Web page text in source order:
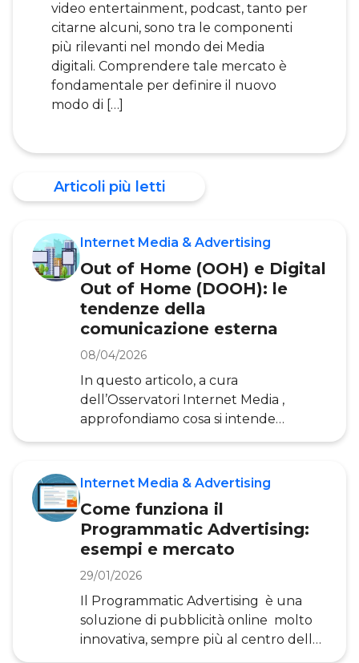
video entertainment, podcast, tanto per
citarne alcuni, sono tra le componenti
più rilevanti nel mondo dei Media
digitali. Comprendere tale mercato è
fondamentale per definire il nuovo
modo di […]
Articoli più letti
Internet Media & Advertising
Out of Home (OOH) e Digital
Out of Home (DOOH): le
tendenze della
comunicazione esterna
08/04/2026
In questo articolo, a cura
dell’Osservatori Internet Media ,
approfondiamo cosa si intende
esattamente per OOH e DOOH e
per una crescita nel panorama
Home, è il settore dell’Advertising
che si occupa della comunicazione
esterna analogica e digitale. In pratica,
si tratta di tutti quegli strumenti
pubblicitari che incontriamo durante
la nostra quotidianità, come i c
Internet Media & Advertising
Come funziona il
Programmatic Advertising:
esempi e mercato
29/01/2026
Il Programmatic Advertising è una
soluzione di pubblicità online molto
innovativa, sempre più al centro delle
strategie di marketing delle aziende.